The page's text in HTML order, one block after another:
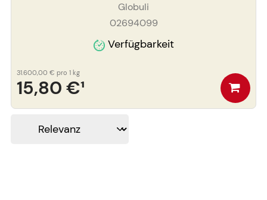
Globuli
02694099
Verfügbarkeit
15,80 €¹
31.600,00 € pro 1 kg